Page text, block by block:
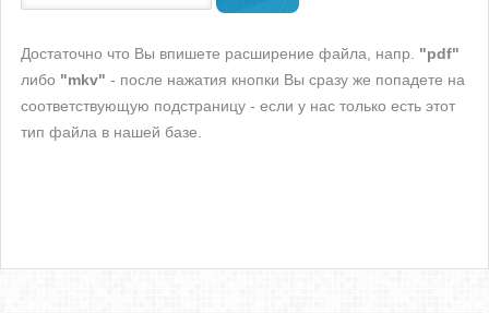
Достаточно что Вы впишете расширение файла, напр. "pdf"
либо "mkv" - после нажатия кнопки Вы сразу же попадете на
соответствующую подстраницу - если у нас только есть этот
тип файла в нашей базе.